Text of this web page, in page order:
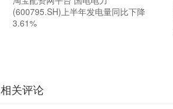
(600795.SH)上半年发电量同比下降
3.61%
相关评论